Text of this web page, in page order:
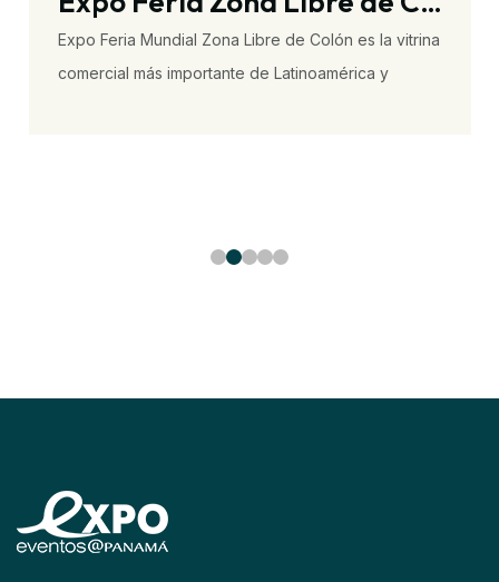
Let's Meet Panamá es el encuentro en el que las
empresas y organizaciones agentes de cambio